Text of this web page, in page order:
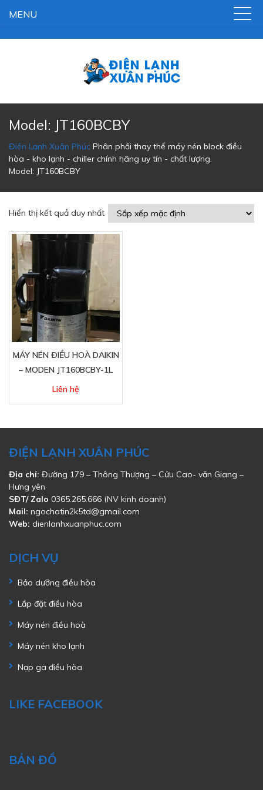
MENU
Model: JT160BCBY
Điện Lạnh Xuân Phúc Phân phối thay thế máy nén block điều
hòa - kho lạnh - chiller chính hãng uy tín - chất lượng.
Model: JT160BCBY
Hiển thị kết quả duy nhất
MÁY NÉN ĐIỀU HOÀ DAIKIN
– MODEN JT160BCBY-1L
Liên hệ
ĐIỆN LẠNH XUÂN PHÚC
Địa chỉ: Đường 179 – Thông Thượng – Cửu Cao- văn Giang –
Hưng yên
SĐT/ Zalo 0365.265.666 (NV kinh doanh)
Mail: ngochatin2k5td@gmail.com
Web: dienlanhxuanphuc.com
DỊCH VỤ
Bảo dưỡng điều hòa
Lắp đặt điều hòa
Máy nén điều hoà
Máy nén kho lạnh
Nạp ga điều hòa
LIKE FACEBOOK
BẢN ĐỒ